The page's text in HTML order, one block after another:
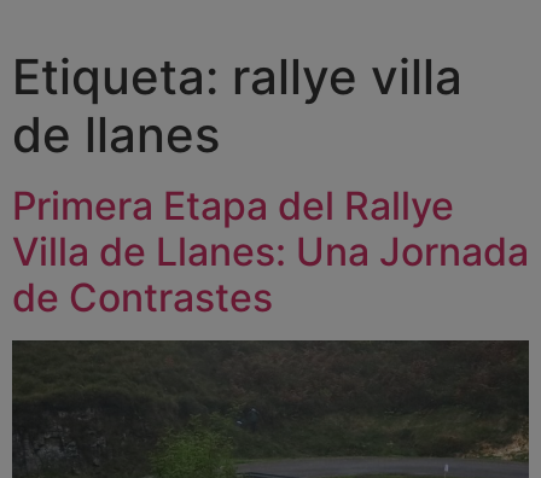
Etiqueta: rallye villa
de llanes
Primera Etapa del Rallye
Villa de Llanes: Una Jornada
de Contrastes